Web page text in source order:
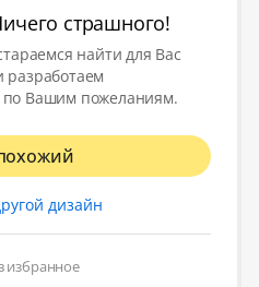
страшного!
найти для Вас
Вашим пожеланиям.
дизайн
избранное